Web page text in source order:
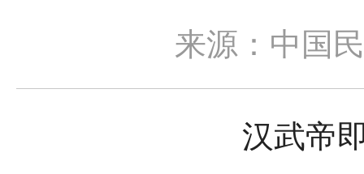
来源：中国
汉武帝即